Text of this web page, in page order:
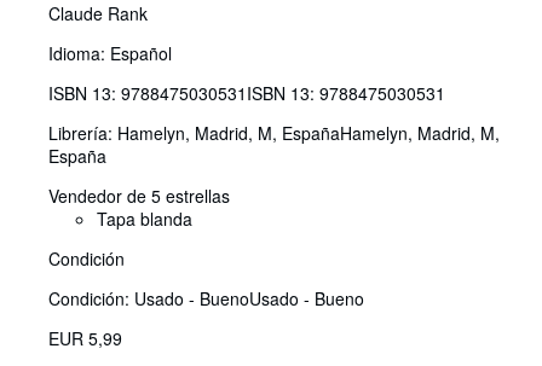
Claude Rank
Idioma: Español
ISBN 13: 9788475030531 ISBN 13: 9788475030531
Librería: Hamelyn, Madrid, M, EspañaHamelyn, Madrid, M,
España
Vendedor de 5 estrellas
Tapa blanda
Condición
Condición: Usado - BuenoUsado - Bueno
EUR 5,99